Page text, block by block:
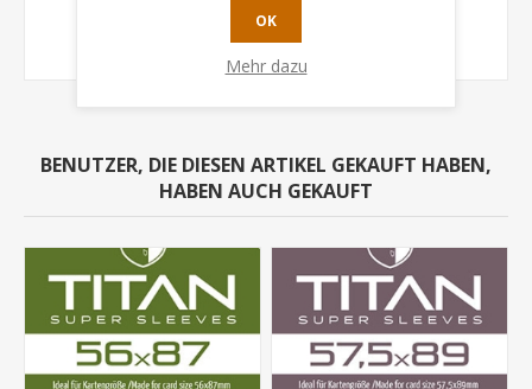
BEWERTUNG ÜBERMITTELN
BENUTZER, DIE DIESEN ARTIKEL GEKAUFT HABEN,
HABEN AUCH GEKAUFT
OK
Mehr dazu